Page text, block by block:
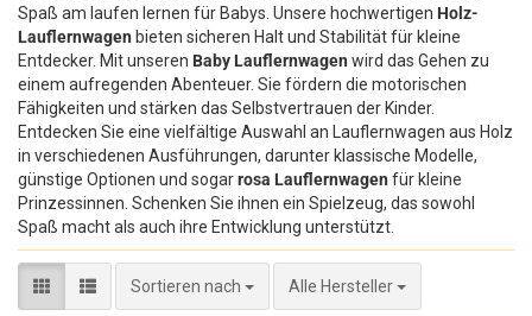
Spaß am laufen lernen für Babys. Unsere hochwertigen Holz-
Lauflernwagen bieten sicheren Halt und Stabilität für kleine
Entdecker. Mit unseren Baby Lauflernwagen wird das Gehen zu
einem aufregenden Abenteuer. Sie fördern die motorischen
Fähigkeiten und stärken das Selbstvertrauen der Kinder.
Entdecken Sie eine vielfältige Auswahl an Lauflernwagen aus Holz
in verschiedenen Ausführungen, darunter klassische Modelle,
günstige Optionen und sogarrosa Lauflernwagen für kleine
Prinzessinnen. Schenken Sie ihnen ein Spielzeug, das sowohl
Spaß macht als auch ihre Entwicklung unterstützt.
Sortieren nach
Sortieren nach Alle Hersteller